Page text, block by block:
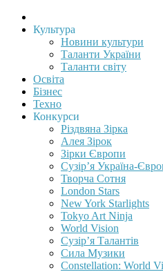
Культура
Новини культури
Таланти України
Таланти світу
Освіта
Бізнес
Техно
Конкурси
Різдвяна Зірка
Алея Зірок
Зірки Європи
Сузір’я Україна-
Творча Сотня
London Stars
New York Starlights
Tokyo Art Ninja
World Vision
Сузір’я Талантів
Сила Музики
Constellation: World